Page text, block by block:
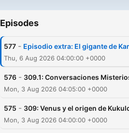
Episodes
577 - Episodio extra: El gigante de
Thu, 6 Aug 2026 04:00:00 +0000
576 - 309.1: Conversaciones
Mon, 3 Aug 2026 04:05:00 +0000
575 - 309: Venus y el origen de
Mon, 3 Aug 2026 04:00:00 +0000